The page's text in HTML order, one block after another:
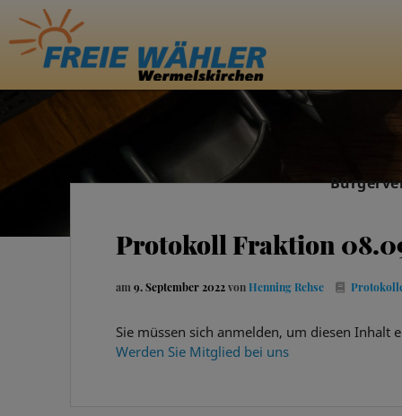
Protokoll Fraktion
am9. September 2022von Henning Rehse
Sie müssen sich anmelden, um diesen Inhalt
Werden Sie Mitglied bei uns